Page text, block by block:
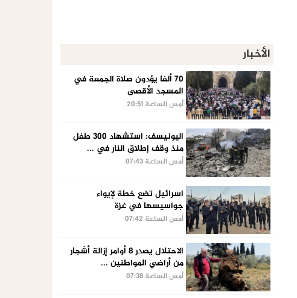
الأخبار
70 ألفا يؤدون صلاة الجمعة في
المسجد الأقصى
أمس الساعة 20:51
اليونيسف: استشهاد 300 طفل
منذ وقف إطلاق النار في ...
أمس الساعة 07:43
اسرائيل تضع خطة لإيواء
جواسيسها في غزة
أمس الساعة 07:42
الاحتلال يصدر 8 أوامر إزالة أشجار
من أراضي المواطنين ...
أمس الساعة 07:38